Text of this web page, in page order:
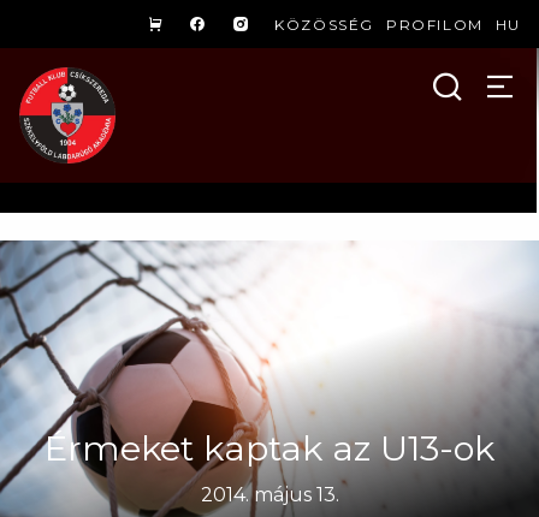
KÖZÖSSÉG PROFILOM HU
Érmeket kaptak az U13-ok
2014. május 13.